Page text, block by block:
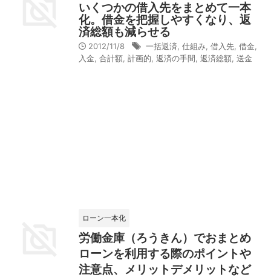
いくつかの借入先をまとめて一本
化。借金を把握しやすくなり、返
済総額も減らせる
2012/11/8 一括返済 仕組み 借入先 借金
入金 合計額 計画的 返済の手間 返済総額 送金
ローン一本化
労働金庫（ろうきん）でおまとめ
ローンを利用する際のポイントや
注意点、メリットデメリットなど